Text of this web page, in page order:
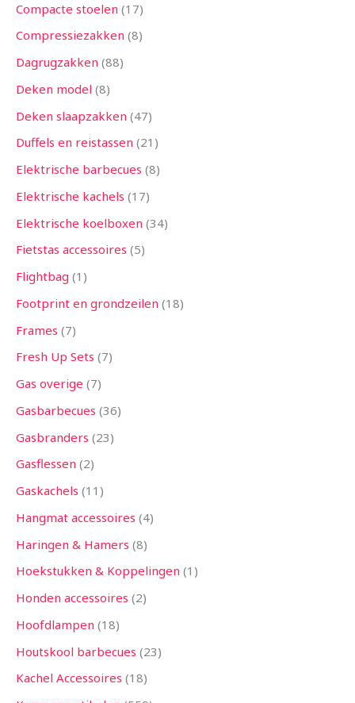
Compacte stoelen 17
Compressiezakken 8
Dagrugzakken 88
Deken model 8
Deken slaapzakken 47
Duffels en reistassen 21
Elektrische barbecues 8
Elektrische kachels 17
Elektrische koelboxen 34
Fietstas accessoires 5
Flightbag 1
Footprint en grondzeilen 18
Frames 7
Fresh Up Sets 7
Gas overige 7
Gasbarbecues 36
Gasbranders 23
Gasflessen 2
Gaskachels 11
Hangmat accessoires 4
Haringen & Hamers 8
Hoekstukken & Koppelingen 1
Honden accessoires 2
Hoofdlampen 18
Houtskool barbecues 23
Kachel Accessoires 18